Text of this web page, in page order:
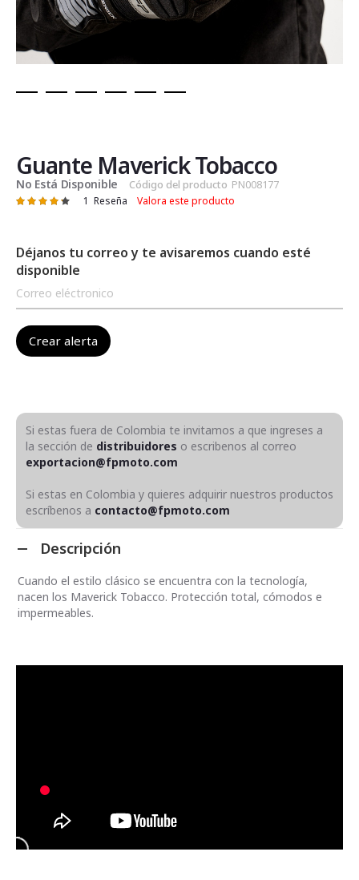
de
la
galería
de
Guante Maverick Tobacco
No Está Disponible Código del producto PN008177
Valoración: 1 Reseña Valora este producto
Déjanos tu correo y te avisaremos cuando esté
disponible
Si estas fuera de Colombia te invitamos a que ingreses a
la sección de distribuidores o escribenos al correo
exportacion@fpmoto.com
Si estas en Colombia y quieres adquirir nuestros productos
escríbenos a contacto@fpmoto.com
Descripción
Cuando el estilo clásico se encuentra con la tecnología,
nacen los Maverick Tobacco. Protección total, cómodos e
impermeables.